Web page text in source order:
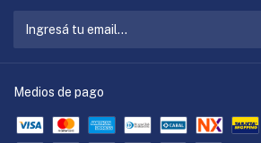
Medios de pago